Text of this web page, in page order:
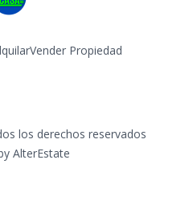
Vender Propiedad
los derechos reservados
AlterEstate